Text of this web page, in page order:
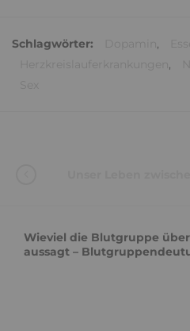
Schlagwörter:
Wieviel die Blutgruppe
aussagt –